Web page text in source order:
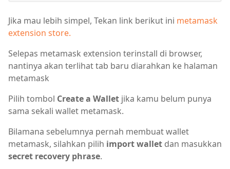
Jika mau lebih simpel, Tekan link berikut ini metamask
extension store.
Selepas metamask extension terinstall di browser,
nantinya akan terlihat tab baru diarahkan ke halaman
metamask
Pilih tombol Create a Wallet jika kamu belum punya
sama sekali wallet metamask.
Bilamana sebelumnya pernah membuat wallet
metamask, silahkan pilih import wallet dan masukkan
secret recovery phrase.